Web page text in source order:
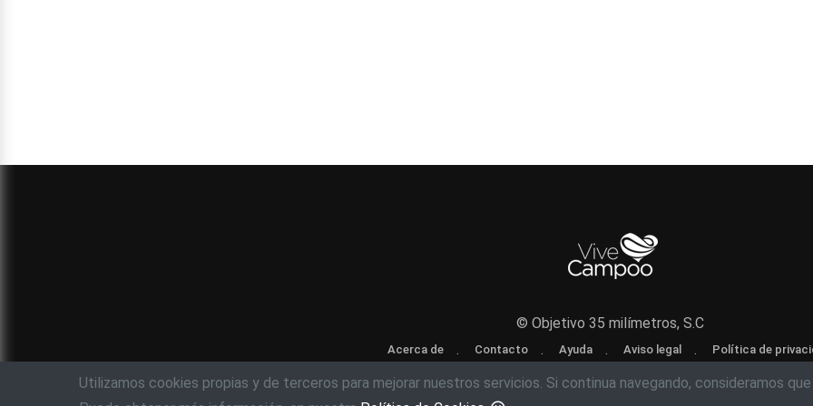
Utilizamos cookies propias y de terceros para mejorar nuestros servicios. Si continua navegando, consideramos
© Objetivo 35 milímetros, S.C
Acerca de Contacto Ayuda Aviso legal Política de